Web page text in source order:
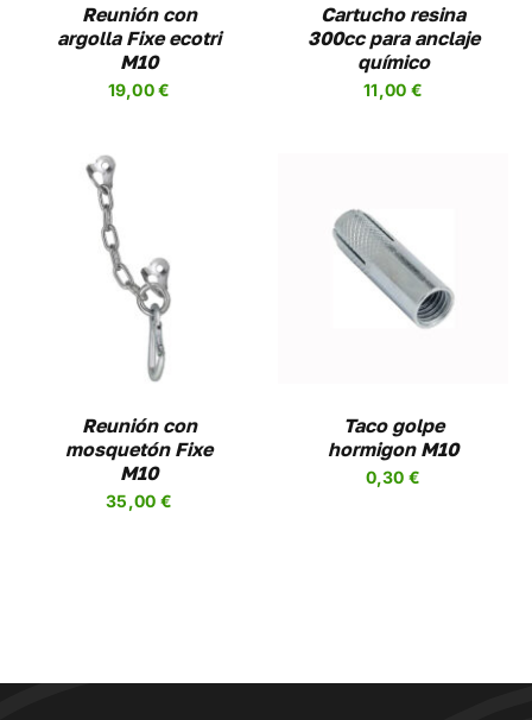
Reunión con
argolla Fixe ecotri
M10
19,00€
Cartucho resina
300cc para anclaje
químico
11,00 €
Reunión con
mosquetón Fixe
M10
35,00 €
AÑADIR AL CARRITO
/
DETALLES
Taco golpe
hormigon M10
0,30 €